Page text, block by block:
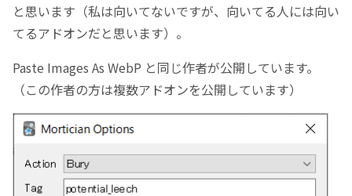
と思います（私は向いてないですが、向いてる人には向い
てるアドオンだと思います）。
Paste Images As WebP と同じ作者が公開しています。
（この作者の方は複数アドオンを公開しています）